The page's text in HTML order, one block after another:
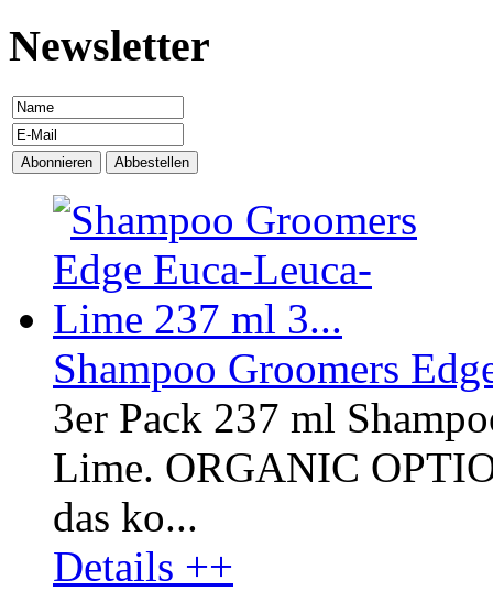
Newsletter
Shampoo Groomers
3er Pack 237 ml
Lime. ORGANIC
das ko...
Details ++